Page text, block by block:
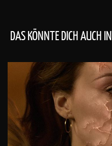
DAS KÖNNTE DICH AUCH